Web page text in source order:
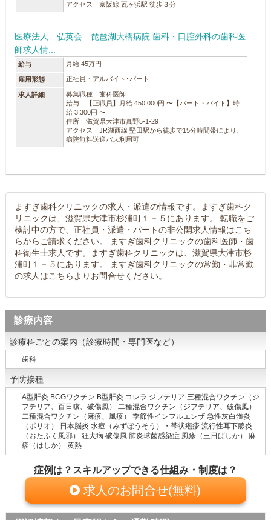
アクセス 京阪線 瓦ヶ浜駅 徒歩３分
医療法人 弘英会 琵琶湖大橋病院 歯科・口腔外科の歯科医
師求人情...
給与 月給 45万円
雇用形態 正社員・アルバイト･パート
求人詳細
募集職種 歯科医師
給与 【正職員】月給 450,000円 〜【パート・バイト】時
給 3,300円 〜
住所 滋賀県大津市真野5-1-29
アクセス JR湖西線 堅田駅から徒歩で15分時間帯により、
病院無料送迎バス利用可
ますぎ歯科クリニックの求人・派遣の情報です。ますぎ歯科ク
リニックは、滋賀県大津市杉浦町１－５にあります。 転職をご
検討中の方で、正社員・派遣・パートの非公開求人情報はこち
らからご請求ください。 ますぎ歯科クリニックの歯科医師・歯
科衛生士求人です。ますぎ歯科クリニックは、滋賀県大津市杉
浦町１－５にあります。 ますぎ歯科クリニックの常勤・非常勤
の求人はこちらよりお問合せください。
診療内容
診療科ごとの案内（診療時間・専門医など）
歯科
予防接種
A型肝炎 BCGワクチン B型肝炎 コレラ ジフテリア 三種混合ワクチン（ジ
フテリア、百日咳、破傷風） 二種混合ワクチン（ジフテリア、破傷風）
二種混合ワクチン（麻疹、風疹） 季節性インフルエンザ 急性灰白髄炎
（ポリオ） 日本脳炎 水痘（みずぼうそう）・帯状疱疹 流行性耳下腺炎
（おたふく風邪） 狂犬病 破傷風 肺炎球菌感染症 風疹（三日ばしか） 麻
疹（はしか） 黄熱
症例は？スキルアップできる仕組み・制度は？
求人のお問合せ(無料)